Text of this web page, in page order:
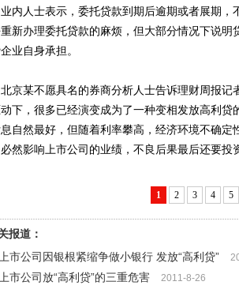
人士表示，委托贷款到期后逾期或者展期，
新办理委托贷款的麻烦，但大部分情况下说
业自身承担。
某不愿具名的券商分析人士告诉理财周报记
下，很多已经演变成为了一种变相发放高利
自然最好，但随着利率攀高，经济环境不确
然影响上市公司的业绩，不良后果最后还要投
1 2 3 4 5
报道：
上市公司因银根紧缩争做小银行 发放“高利贷”
上市公司放“高利贷”的三重危害 2011-8-26